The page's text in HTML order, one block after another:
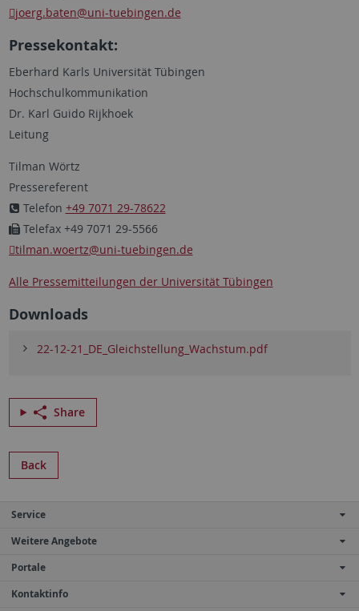
joerg.baten@uni-tuebingen.de
Pressekontakt:
Eberhard Karls Universität Tübingen
Hochschulkommunikation
Dr. Karl Guido Rijkhoek
Leitung
Tilman Wörtz
Pressereferent
Telefon +49 7071 29-78622
Telefax +49 7071 29-5566
tilman.woertz@uni-tuebingen.de
Alle Pressemitteilungen der Universität Tübingen
Downloads
22-12-21_DE_Gleichstellung_Wachstum.pdf
Share
Back
Service
Weitere Angebote
Portale
Kontaktinfo